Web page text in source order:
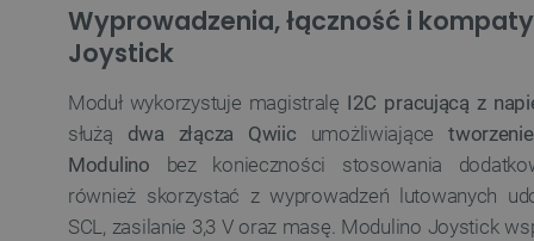
Wyprowadzenia, łączność i
Joystick
Moduł wykorzystuje magistralę I2C pracującą z
służą dwa złącza Qwiic umożliwiające
Modulino bez konieczności stosowania
również skorzystać z wyprowadzeń lutowanych
SCL, zasilanie 3,3 V oraz masę. Modulino Joystick
__cf_bm
__cf_bm